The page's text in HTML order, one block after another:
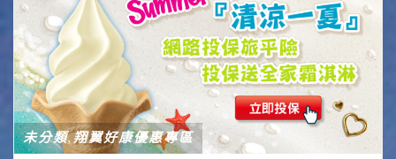
未分類,翔翼好康優惠專區